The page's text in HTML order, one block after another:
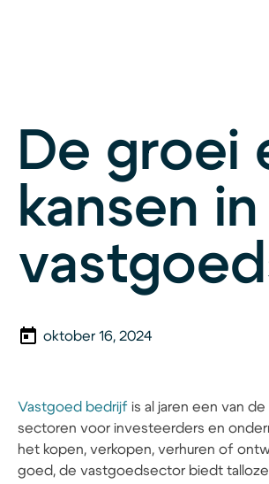
De groei
kansen
oktober 16, 2024
Vastgoed bedrijf is al jaren een van
sectoren voor investeerders en
het kopen, verkopen, verhuren of
goed, de vastgoedsector biedt